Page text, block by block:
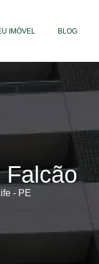
IMÓVEL BLOG
Falcão
- PE